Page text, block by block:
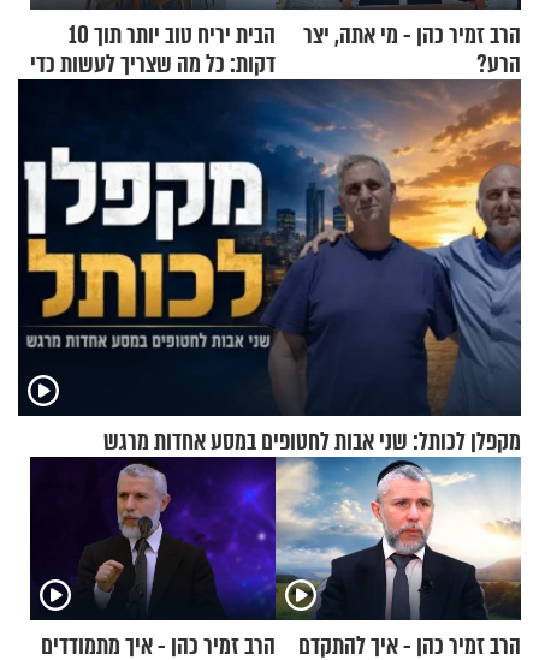
הרב זמיר כהן - מי אתה, יצר
הרע?
הבית יריח טוב יותר תוך 10
דקות: כל מה שצריך לעשות כדי
לרענן את הבית
מקפלן לכותל: שני אבות לחטופים במסע אחדות מרגש
הרב זמיר כהן - איך להתקדם
הרב זמיר כהן - איך מתמודדים